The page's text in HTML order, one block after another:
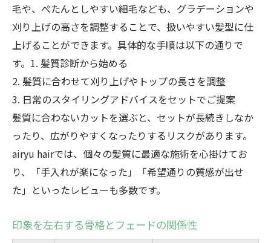
毛や、ぺたんとしやすい細毛なども、グラデーションや
刈り上げの高さを調整することで、扱いやすい髪型に仕
上げることができます。具体的な手順は以下の通りで
す。1. 髪質診断から始める
2. 髪質に合わせて刈り上げやトップの長さを調整
3. 日常のスタイリングアドバイスをセットでご提案
髪質に合わないカットを選ぶと、セットが長続きしなか
ったり、広がりやすくなったりするリスクがあります。
airyu hairでは、個々の髪質に最適な施術を心掛けてお
り、「手入れが楽になった」「希望通りの質感が出せ
た」といったレビューも多数です。
印象を左右する骨格とフェードの関係性